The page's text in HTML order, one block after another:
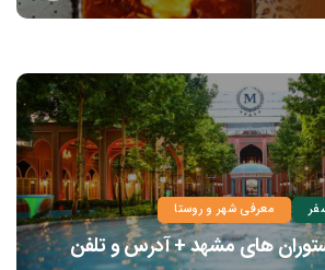
معرفی شهر و روستا
های مشهد + آدرس و تلفن